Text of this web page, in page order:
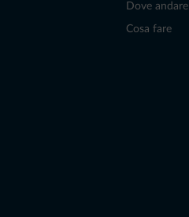
Dove andare
Cosa fare